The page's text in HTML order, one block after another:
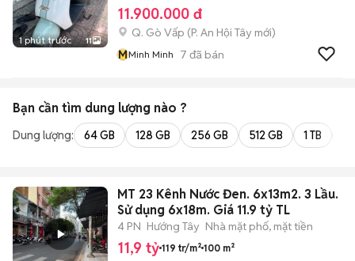
1 phút trước 11
11.900.000 đ
Q. Gò Vấp (P. An Hội Tây mới)
MMinh Minh 7 đã bán
Bạn cần tìm dung lượng nào ?
Dung lượng: 64 GB 128 GB 256 GB 512 GB 1 TB
MT 23 Kênh Nước Đen. 6x13m2. 3 Lầu.
Sử dụng 6x18m. Giá 11.9 tỷ TL
4 PN Hướng Tây Nhà mặt phố, mặt tiền
11,9 tỷ 119 tr/m² 100 m²